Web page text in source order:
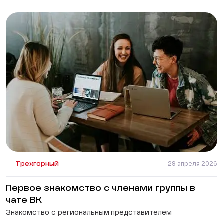
Трехгорный 29 апреля 2026
Первое знакомство с членами группы в
чате ВК
Знакомство с региональным представителем